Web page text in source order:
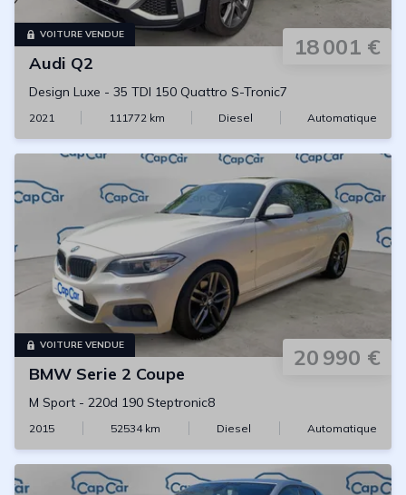
VOITURE VENDUE 18 001 €
Audi Q2
Design Luxe - 35 TDI 150 Quattro S-Tronic7
2021 111772km Diesel Automatique
VOITURE VENDUE 20 990 €
BMW Serie 2 Coupe
M Sport - 220d 190 Steptronic8
2015 52534km Diesel Automatique